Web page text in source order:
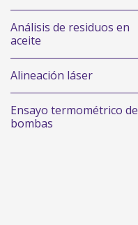
Análisis de residuos en
aceite
Alineación láser
Ensayo termométrico de
bombas